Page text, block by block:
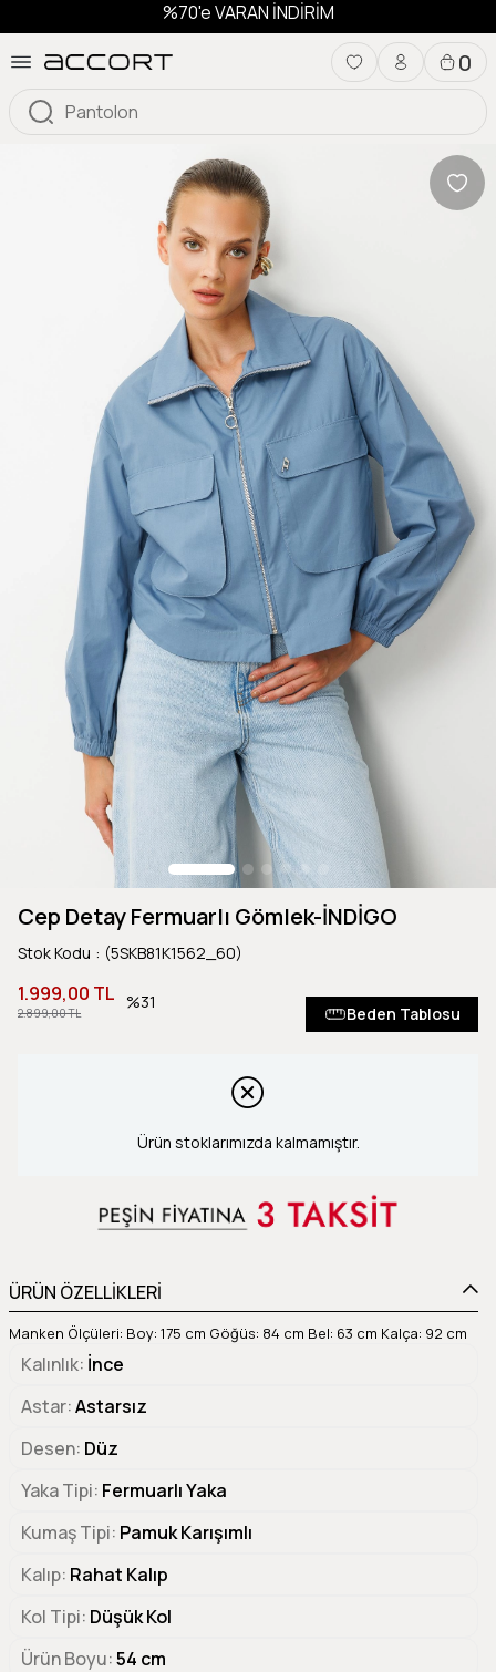
%70'e VARAN İNDİRİM
0
Cep Detay Fermuarlı Gömlek-İNDİGO
Stok Kodu (5SKB81K1562_60)
2.899,00 TL
1.999,00 TL 31
Beden Tablosu
Ürün stoklarımızda kalmamıştır.
ÜRÜN ÖZELLİKLERİ
Manken Ölçüleri: Boy: 175 cm Göğüs: 84 cm Bel: 63 cm Kalça: 92 cm
Kalınlık İnce
Astar Astarsız
Desen Düz
Yaka Tipi Fermuarlı Yaka
Kumaş Tipi Pamuk Karışımlı
Kalıp Rahat Kalıp
Kol Tipi Düşük Kol
Ürün Boyu 54 cm